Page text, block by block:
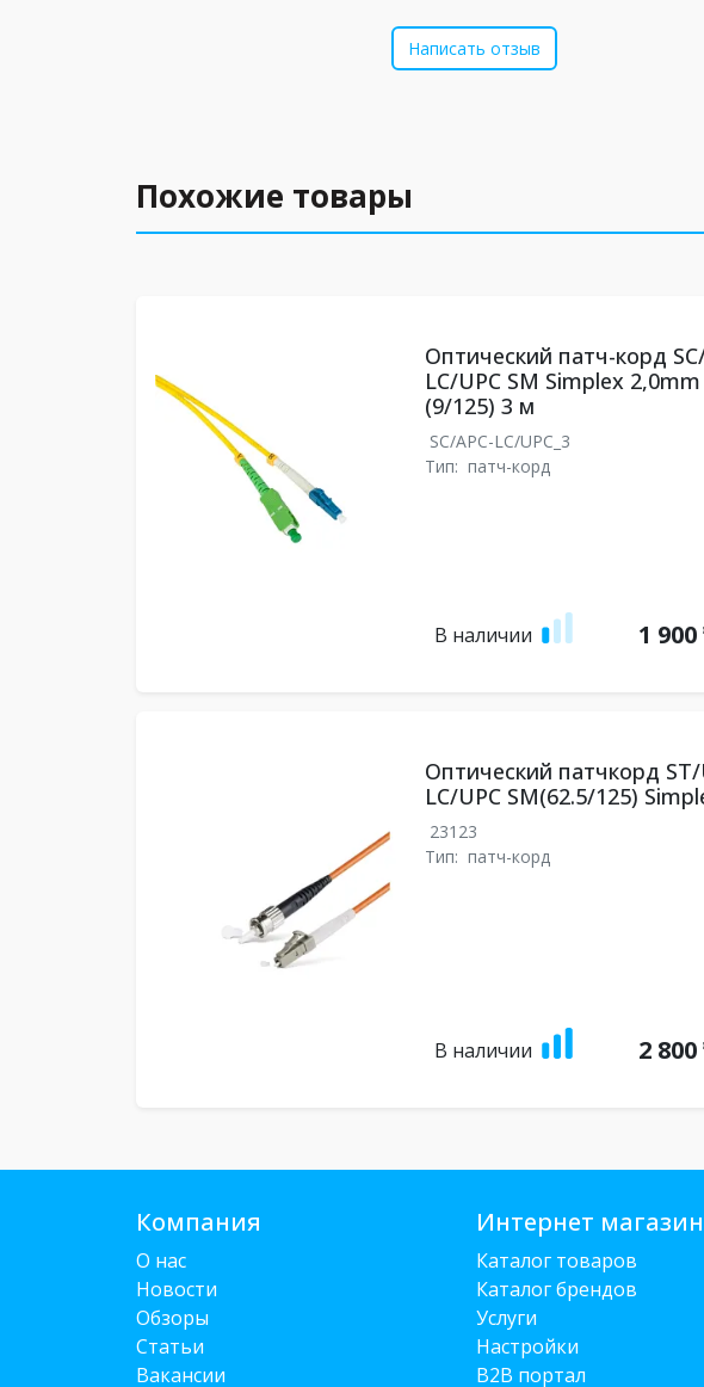
Написать отзыв
Похожие товары
Оптический патч-корд
LC/UPC SM Simplex 2,0mm
(9/125) 3 м
SC/APC-LC/UPC_3
Тип: патч-корд
В наличии 1 900
Оптический патчкорд ST/
LC/UPC SM(62.5/125)
23123
Тип: патч-корд
В наличии 2 800
Компания
О нас
Новости
Обзоры
Статьи
Вакансии
Интернет магазин
Каталог товаров
Каталог брендов
Услуги
Настройки
B2B портал